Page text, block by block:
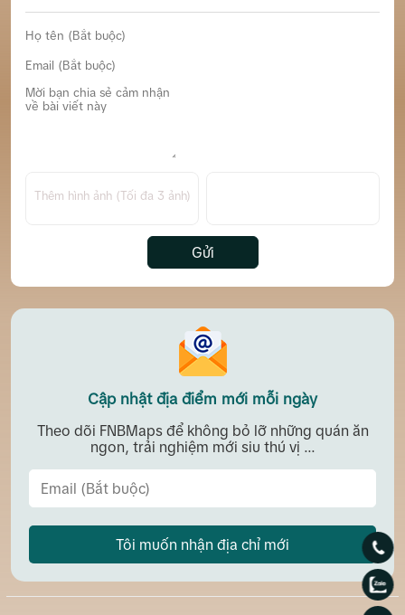
Thêm hình ảnh (Tối đa 3 ảnh)
Gửi
Cập nhật địa điểm mới mỗi ngày
Theo dõi FNBMaps để không bỏ lỡ những quán ăn
ngon, trải nghiệm mới siu thú vị ...
Tôi muốn nhận địa chỉ mới